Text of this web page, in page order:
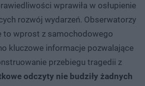
wprawiła w osłupienie
rozwój wydarzeń. Obserwatorzy
to wprost z samochodowego
kluczowe informacje pozwalające
przebiegu tragedii z
odczyty nie budziły żadnych